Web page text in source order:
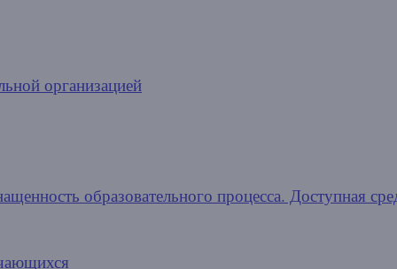
организацией
образовательного процесса. Доступная